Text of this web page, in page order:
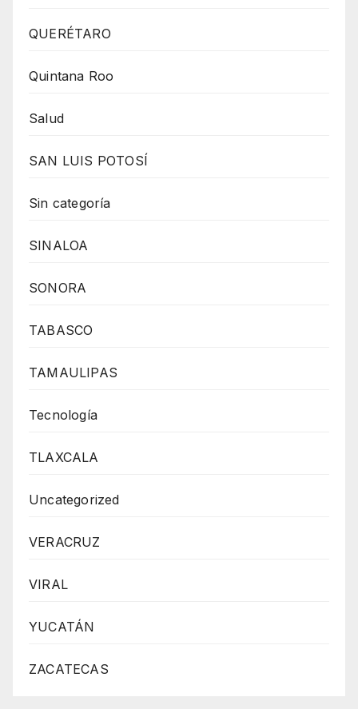
QUERÉTARO
Quintana Roo
Salud
SAN LUIS POTOSÍ
Sin categoría
SINALOA
SONORA
TABASCO
TAMAULIPAS
Tecnología
TLAXCALA
Uncategorized
VERACRUZ
VIRAL
YUCATÁN
ZACATECAS